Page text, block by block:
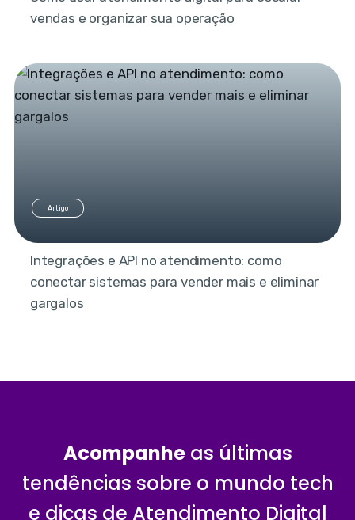
vendas e organizar sua operação
Artigo
Integrações e API no atendimento: como
conectar sistemas para vender mais e eliminar
gargalos
Acompanheas últimas
tendências sobre o mundo tech
e dicas de Atendimento Digital